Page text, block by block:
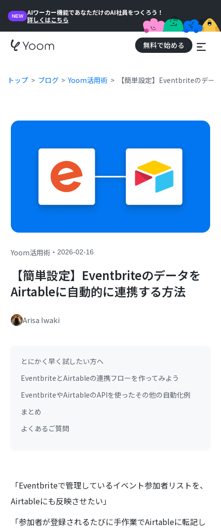
NEW
AIワーカー機能であなただけのAI社員をつくろう！
詳しくはこちら
無料で始める
トップ ブログ Yoom活用術 【簡単設定】Eventbriteのデー
Yoom活用術 ・2026-02-16
【簡単設定】Eventbriteのデータを
Airtableに自動的に連携する方法
Arisa Iwaki
とにかく早く試したい方へ
EventbriteとAirtableの連携フローを作ってみよう
EventbriteやAirtableのAPIを使ったその他の自動化例
まとめ
よくあるご質問
「Eventbriteで管理しているイベント参加者リストを、
Airtableにも反映させたい」
「参加者が登録されるたびに手作業でAirtableに転記し